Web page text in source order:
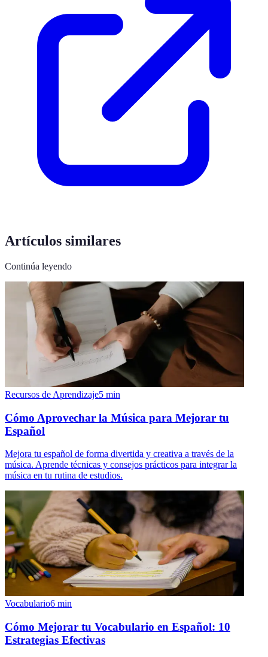
Artículos similares
Continúa leyendo
Recursos de Aprendizaje5 min
Cómo Aprovechar la Música para Mejorar tu
Español
Mejora tu español de forma divertida y creativa a través de la
música. Aprende técnicas y consejos prácticos para integrar la
música en tu rutina de estudios.
Vocabulario6 min
Cómo Mejorar tu Vocabulario en Español: 10
Estrategias Efectivas